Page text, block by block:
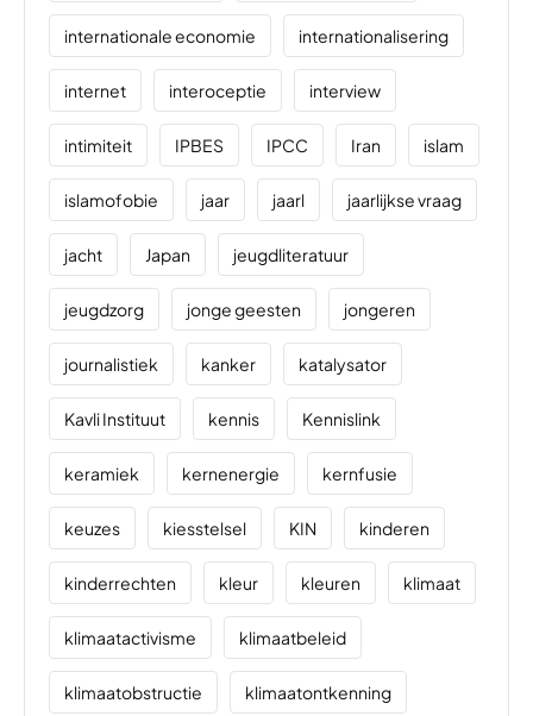
internationale economie internationalisering
internet interoceptie interview
intimiteit IPBES IPCC Iran islam
islamofobie jaar jaarl jaarlijkse vraag
jacht Japan jeugdliteratuur
jeugdzorg jonge geesten jongeren
journalistiek kanker katalysator
Kavli Instituut kennis Kennislink
keramiek kernenergie kernfusie
keuzes kiesstelsel KIN kinderen
kinderrechten kleur kleuren klimaat
klimaatactivisme klimaatbeleid
klimaatobstructie klimaatontkenning